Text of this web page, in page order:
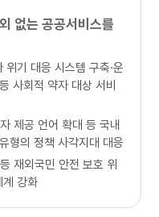
없는 공공서비스를
기 대응 시스템 구축·운
사회적 약자 대상 서비
제공 언어 확대 등 국내
형의 정책 사각지대 대응
재외국민 안전 보호 위
계 강화